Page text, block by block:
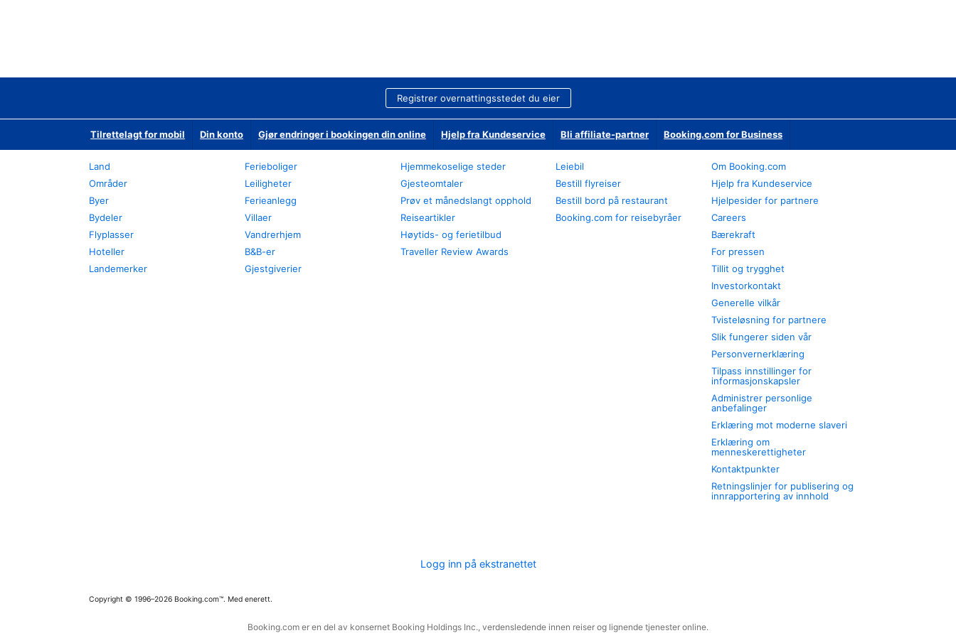
Registrer overnattingsstedet du eier
Tilrettelagt for mobil Din konto Gjør endringer i bookingen din online Hjelp fra Kundeservice Bli affiliate-partner Booking.com for Business
Land
Områder
Byer
Bydeler
Flyplasser
Hoteller
Landemerker
Ferieboliger
Leiligheter
Ferieanlegg
Villaer
Vandrerhjem
B&B-er
Gjestgiverier
Hjemmekoselige steder
Gjesteomtaler
Prøv et månedslangt opphold
Reiseartikler
Høytids- og ferietilbud
Traveller Review Awards
Leiebil
Bestill flyreiser
Bestill bord på restaurant
Booking.com for reisebyråer
Om Booking.com
Hjelp fra Kundeservice
Hjelpesider for partnere
Careers
Bærekraft
For pressen
Tillit og trygghet
Investorkontakt
Generelle vilkår
Tvisteløsning for partnere
Slik fungerer siden vår
Personvernerklæring
Tilpass innstillinger for
informasjonskapsler
Administrer personlige
anbefalinger
Erklæring mot moderne slaveri
Erklæring om
menneskerettigheter
Kontaktpunkter
Retningslinjer for publisering og
innrapportering av innhold
Logg inn på ekstranettet
Copyright © 1996–2026 Booking.com™. Med enerett.
Booking.com er en del av konsernet Booking Holdings Inc., verdensledende innen reiser og lignende tjenester online.